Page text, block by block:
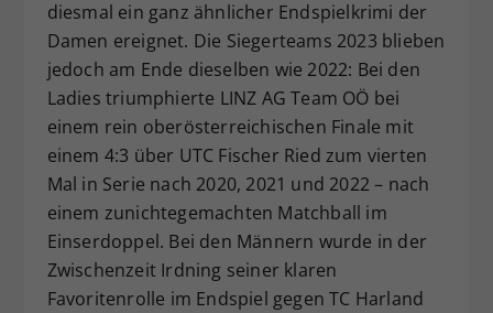
diesmal ein ganz ähnlicher Endspielkrimi der
Damen ereignet. Die Siegerteams 2023 blieben
jedoch am Ende dieselben wie 2022: Bei den
Ladies triumphierte LINZ AG Team OÖ bei
einem rein oberösterreichischen Finale mit
einem 4:3 über UTC Fischer Ried zum vierten
Mal in Serie nach 2020, 2021 und 2022 – nach
einem zunichtegemachten Matchball im
Einserdoppel. Bei den Männern wurde in der
Zwischenzeit Irdning seiner klaren
Favoritenrolle im Endspiel gegen TC Harland